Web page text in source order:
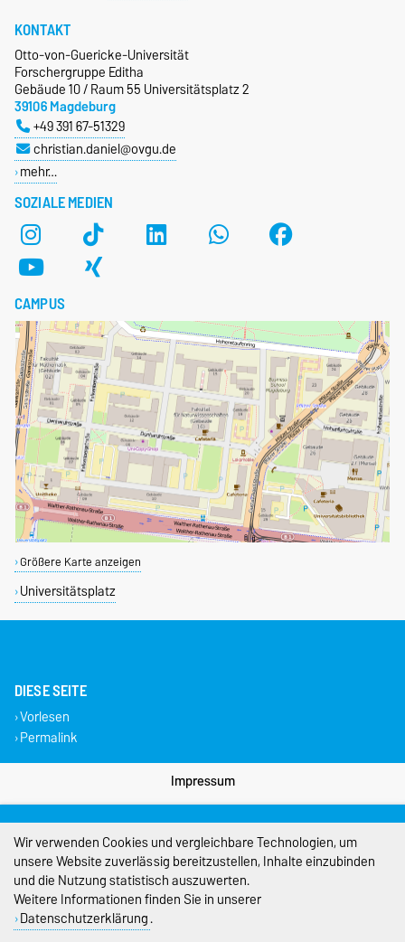
SOZIALE MEDIEN
KONTAKT
Otto-von-Guericke-Universität
Forschergruppe Editha
Gebäude 10 / Raum 55 Universitätsplatz 2
39106 Magdeburg
+49 391 67-51329
christian.daniel@ovgu.de
mehr…
CAMPUS
Größere Karte anzeigen
Universitätsplatz
DIESE SEITE
Vorlesen
Permalink
Impressum
Datenschutz
Barrierefreiheit
Cookie-Einstellungen
Wir verwenden Cookies und vergleichbare Technologien, um
unsere Website zuverlässig bereitzustellen, Inhalte einzubinden
und die Nutzung statistisch auszuwerten.
Weitere Informationen finden Sie in unserer
Datenschutzerklärung.